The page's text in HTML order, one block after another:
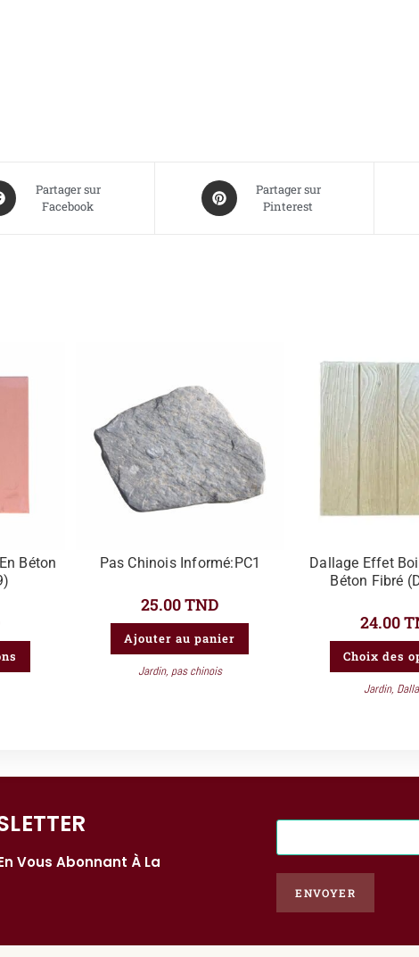
Partager sur
Facebook
Partager sur
Pinterest
Béton
Pas Chinois Informé:PC1
25.00TND
Ajouter au panier
Jardin, pas chinois
Dallage Effet
Béton Fibré
24.00
Choix des
Jardin,
Vous Abonnant À La
E
l
ENVOYER